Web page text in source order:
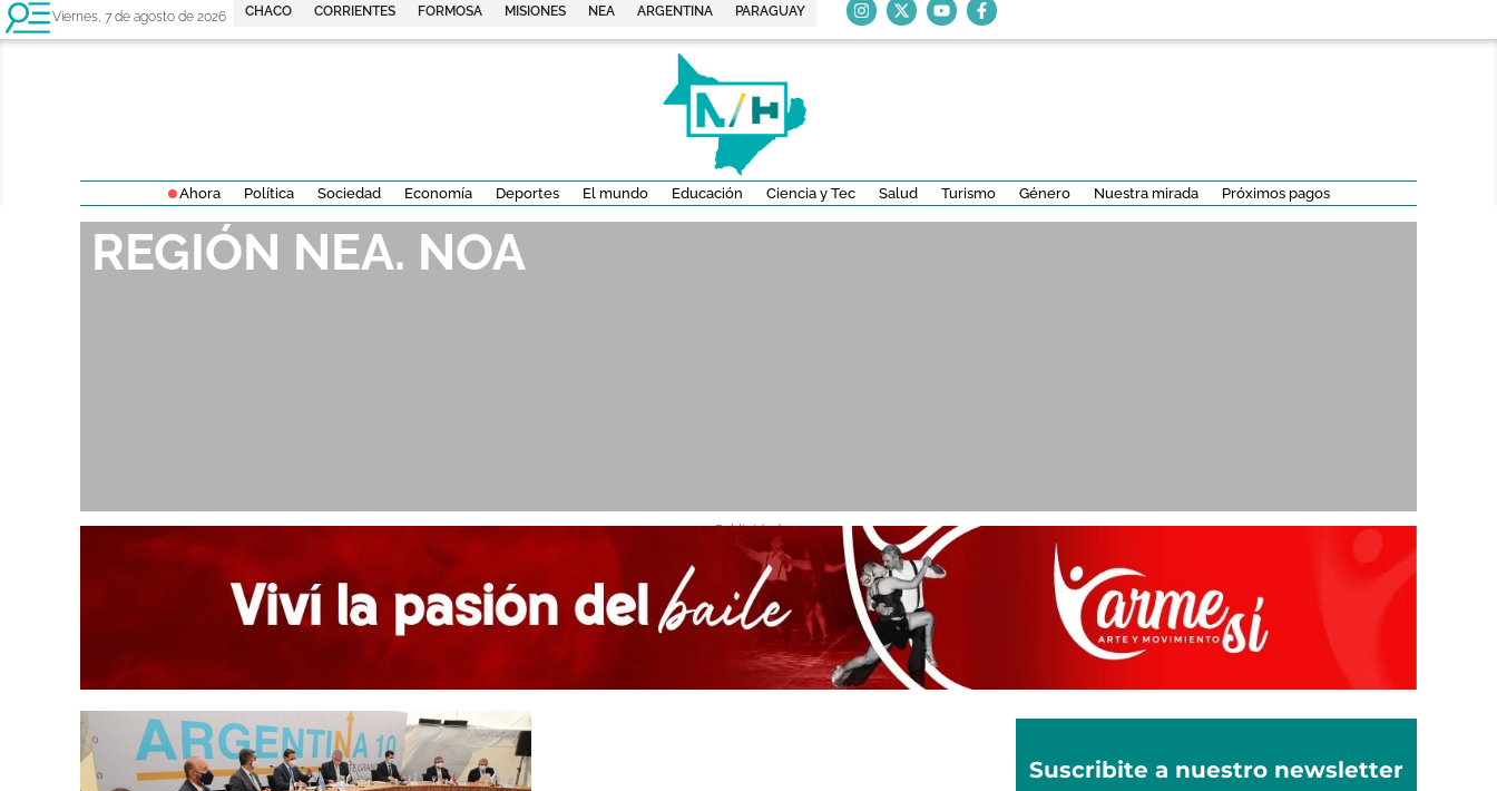
Viernes, 7 de agosto de 2026 CHACO CORRIENTES FORMOSA MISIONES NEA ARGENTINA PARAGUAY
Ahora Política Sociedad Economía Deportes El mundo Educación Ciencia y Tec Salud Turismo Género Nuestra mirada Próximos pagos
REGIÓN NEA. NOA
- Publicidad -
Mañana se reunirá el Norte Grande en Formosa
Julio 4, 2022
Suscribite a nuestro newsletter